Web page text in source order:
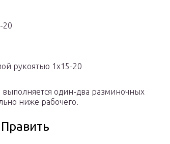
20
рукоятью 1х15-20
один-два разминочных
ниже рабочего.